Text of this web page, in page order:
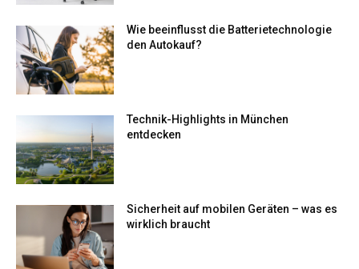
Wie beeinflusst die Batterietechnologie
den Autokauf?
Technik-Highlights in München
entdecken
Sicherheit auf mobilen Geräten – was es
wirklich braucht